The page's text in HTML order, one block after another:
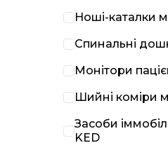
Ноші-каталки
Спинальні
Монітори
Шийні коміри
Засоби
KED